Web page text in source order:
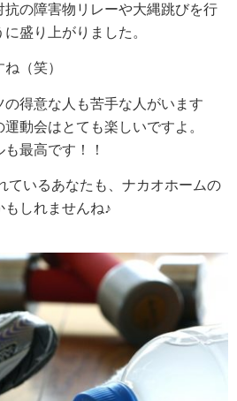
抗の障害物リレーや大縄跳びを行
盛り上がりました。
（笑）
得意な人も苦手な人がいます
動会はとても楽しいですよ。
最高です！！
ているあなたも、ナカオホームの
しれませんね♪